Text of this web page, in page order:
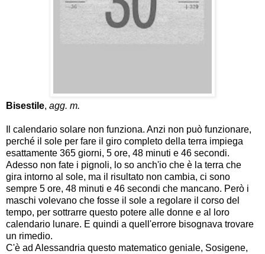
Bisestile, agg. m.
Il calendario solare non funziona. Anzi non può funzionare,
perché il sole per fare il giro completo della terra impiega
esattamente 365 giorni, 5 ore, 48 minuti e 46 secondi.
Adesso non fate i pignoli, lo so anch'io che è la terra che
gira intorno al sole, ma il risultato non cambia, ci sono
sempre 5 ore, 48 minuti e 46 secondi che mancano. Però i
maschi volevano che fosse il sole a regolare il corso del
tempo, per sottrarre questo potere alle donne e al loro
calendario lunare. E quindi a quell'errore bisognava trovare
un rimedio.
C'è ad Alessandria questo matematico geniale, Sosigene,